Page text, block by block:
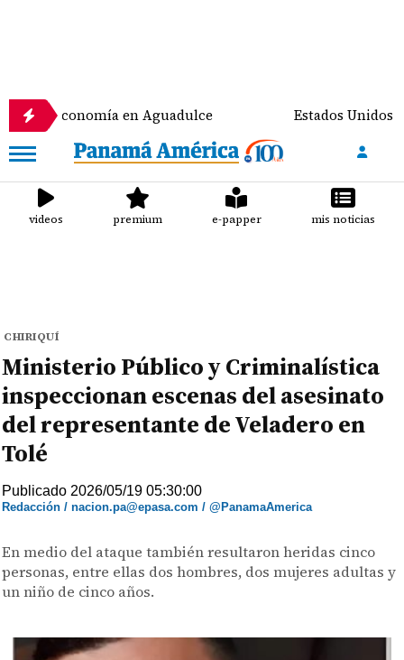
en Aguadulce Estados Unidos prevé
videos premium e-papper mis noticias
CHIRIQUÍ
Ministerio Público y Criminalística
inspeccionan escenas del asesinato
del representante de Veladero en
Tolé
Publicado 2026/05/19 05:30:00
Redacción / nacion.pa@epasa.com / @PanamaAmerica
En medio del ataque también resultaron heridas cinco
personas, entre ellas dos hombres, dos mujeres adultas y
un niño de cinco años.